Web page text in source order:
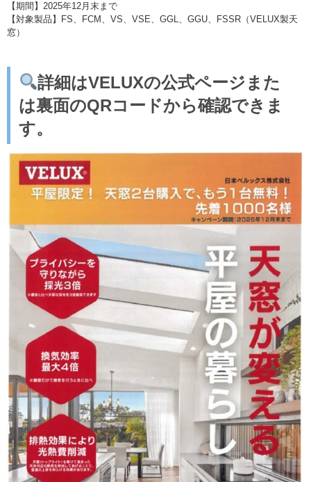
【期間】2025年12月末まで
【対象製品】FS、FCM、VS、VSE、GGL、GGU、FSSR（VELUX製天
窓）
詳細はVELUXの公式ページまた
は裏面のQRコードから確認できま
す。